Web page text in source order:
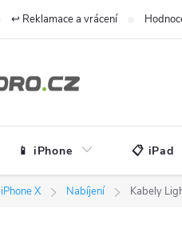
↩️ Reklamace a vrácení
📱 iPhone 📋 iPad
iPhone X Nabíjení Kabely